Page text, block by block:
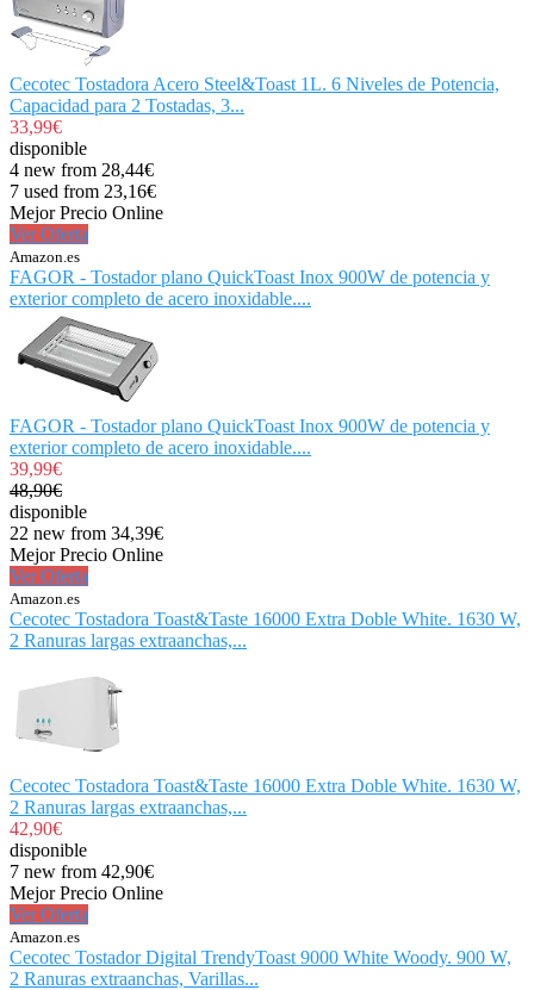
Cecotec Tostadora Acero Steel&Toast 1L. 6 Niveles de Potencia,
Capacidad para 2 Tostadas, 3...
33,99€
disponible
4 new from 28,44€
7 used from 23,16€
Mejor Precio Online
Ver Oferta
Amazon.es
FAGOR - Tostador plano QuickToast Inox 900W de potencia y
exterior completo de acero inoxidable....
FAGOR - Tostador plano QuickToast Inox 900W de potencia y
exterior completo de acero inoxidable....
39,99€
48,90€
disponible
22 new from 34,39€
Mejor Precio Online
Ver Oferta
Amazon.es
Cecotec Tostadora Toast&Taste 16000 Extra Doble White. 1630 W,
2 Ranuras largas extraanchas,...
Cecotec Tostadora Toast&Taste 16000 Extra Doble White. 1630 W,
2 Ranuras largas extraanchas,...
42,90€
disponible
7 new from 42,90€
Mejor Precio Online
Ver Oferta
Amazon.es
Cecotec Tostador Digital TrendyToast 9000 White Woody. 900 W,
2 Ranuras extraanchas, Varillas...